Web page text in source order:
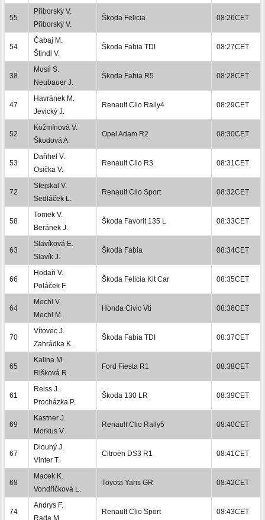
55
Příborský V.
Příborský V.
Škoda Felicia 08:26CET
54
Čabaj M.
Štindl V.
Škoda Fabia TDI 08:27CET
38
Musil S.
Neubauer J.
Škoda Fabia R5 08:28CET
47
Havránek M.
Jevický J.
Renault Clio Rally4 08:29CET
52
Kožmínová V.
Škodová A.
Opel Adam R2 08:30CET
53
Daňhel V.
Osička V.
Renault Clio R3 08:31CET
72
Stejskal V.
Sedláček L.
Renault Clio Sport 08:32CET
58
Tomek V.
Beránek J.
Škoda Favorit 135 L 08:33CET
63
Slavíková E.
Slavík J.
Škoda Fabia 08:34CET
66
Hodaň V.
Poláček F.
Škoda Felicia Kit Car 08:35CET
64
Mechl V.
Mechl M.
Honda Civic Vti 08:36CET
70
Vítovec J.
Zahrádka K.
Škoda Fabia TDI 08:37CET
65
Kalina M.
Rišková R.
Ford Fiesta R1 08:38CET
61
Reiss J.
Procházka P.
Škoda 130 LR 08:39CET
69
Kastner J.
Morkus V.
Renault Clio Rally5 08:40CET
67
Dlouhý J.
Vinter T.
Citroën DS3 R1 08:41CET
68
Macek K.
Vondříčková L.
Toyota Yaris GR 08:42CET
74
Andrys F.
Rada M.
Renault Clio Sport 08:43CET